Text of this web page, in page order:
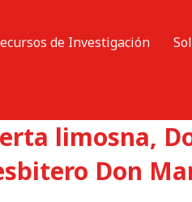
de Investigación
limosna,
Don